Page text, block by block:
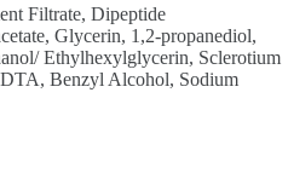
Filtrate, Dipeptide
Glycerin, 1,2-propanediol,
Ethylhexylglycerin, Sclerotium
Benzyl Alcohol, Sodium